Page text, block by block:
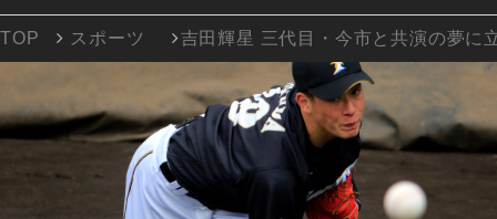
TOP スポーツ 吉田輝星 三代目・今市と共演の夢に